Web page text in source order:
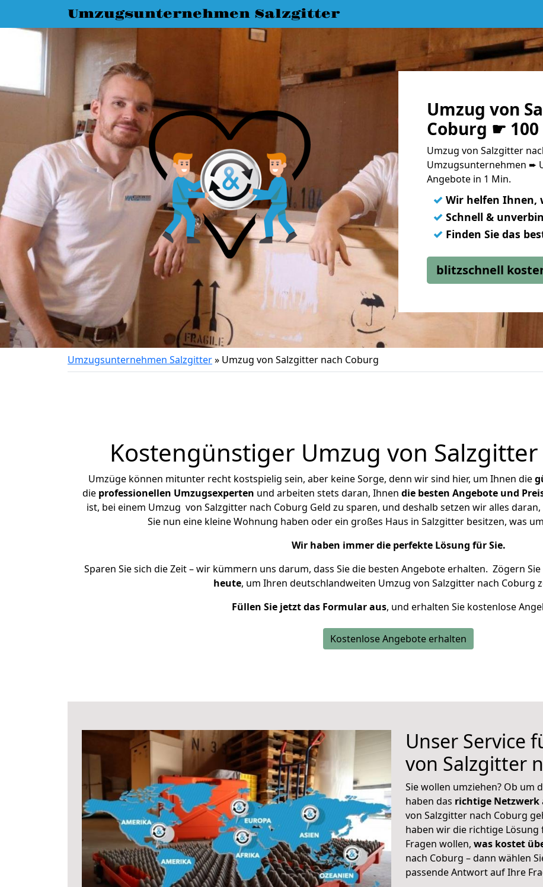
Umzugsunternehmen Salzgitter
Umzug von
Coburg ☛
Umzug von Salzgitter
Umzugsunternehmen ➨
Angebote in 1 Min.
✓ Wir helfen Ihnen,
✓ Schnell &
✓ Finden Sie das
blitzschnell
Umzugsunternehmen Salzgitter» Umzug von Salzgitter nach Coburg
Kostengünstiger Umzug von
Umzüge können mitunter recht kostspielig sein, aber keine Sorge, denn wir sind hier, um Ihnen die
die professionellen Umzugsexperten und arbeiten stets daran, Ihnen die besten Angebote und
ist, bei einem Umzug von Salzgitter nach Coburg Geld zu sparen, und deshalb setzen wir alles
Sie nun eine kleine Wohnung haben oder ein großes Haus in Salzgitter besitzen, was
Wir haben immer die perfekte Lösung für Sie.
Sparen Sie sich die Zeit – wir kümmern uns darum, dass Sie die besten Angebote erhalten. Zögern
heute, um Ihren deutschlandweiten Umzug von Salzgitter nach Coburg
Füllen Sie jetzt das Formular aus, und erhalten Sie kostenlose
Kostenlose Angebote erhalten
Unser Service
von Salzgitter
Sie wollen umziehen? Ob um
haben das richtige Netzwerk
von Salzgitter nach Coburg
haben wir die richtige
Fragen wollen, was kostet
nach Coburg – dann wählen
passende Antwort auf Ihre